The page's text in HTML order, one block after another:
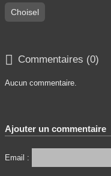
Choisel
 Commentaires (0)
Aucun commentaire.
Ajouter un commentaire
Email :